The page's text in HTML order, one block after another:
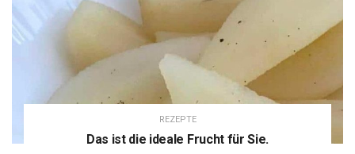
REZEPTE
Das ist die ideale Frucht für Sie.